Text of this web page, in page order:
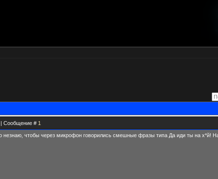
| Сообщение # 1
незнаю, чтобы через микрофон говорились смешные фразы типа Да иди ты на х*й!